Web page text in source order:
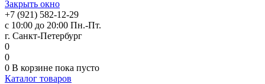
Закрыть окно
+7 (921) 582-12-29
с 10:00 до 20:00 Пн.-Пт.
г. Санкт-Петербург
0
0
0 В корзине пока пусто
Каталог товаров